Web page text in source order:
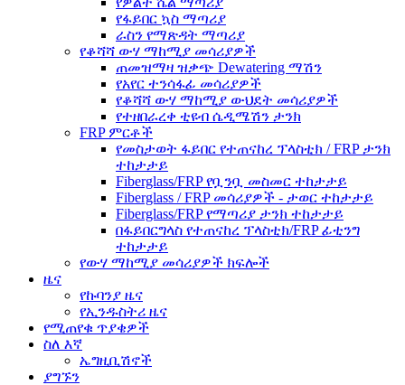
የፋይበር ኳስ ማጣሪያ
ራስን የማጽዳት ማጣሪያ
የቆሻሻ ውሃ ማከሚያ መሳሪያዎች
ጠመዝማዛ ዝቃጭ Dewatering ማሽን
የአየር ተንሳፋፊ መሳሪያዎች
የቆሻሻ ውሃ ማከሚያ ውህደት መሳሪያዎች
የተዘበራረቀ ቲዩብ ሴዲሜሽን ታንክ
FRP ምርቶች
የመስታወት ፋይበር የተጠናከረ ፕላስቲክ / FRP ታንክ
ተከታታይ
Fiberglass/FRP የቧንቧ መስመር ተከታታይ
Fiberglass / FRP መሳሪያዎች - ታወር ​​ተከታታይ
Fiberglass/FRP የማጣሪያ ታንክ ተከታታይ
በፋይበርግላስ የተጠናከረ ፕላስቲክ/FRP ፊቲንግ
ተከታታይ
የውሃ ማከሚያ መሳሪያዎች ክፍሎች
ዜና
የኩባንያ ዜና
የኢንዱስትሪ ዜና
የሚጠየቁ ጥያቄዎች
ስለ እኛ
ኤግዚቢሽኖች
ያግኙን